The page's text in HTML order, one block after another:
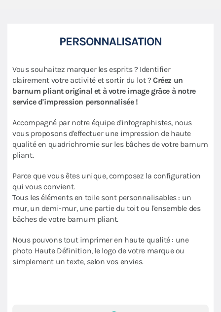
PERSONNALISATION
Vous souhaitez marquer les esprits ? Identifier
clairement votre activité et sortir du lot ?Créez un
barnum pliant original et à votre image grâce à notre
service d'impression personnalisée !
Accompagné par notre équipe d'infographistes, nous
vous proposons d'effectuer une impression de haute
qualité en quadrichromie sur les bâches de votre barnum
pliant.
Parce que vous êtes unique, composez la configuration
qui vous convient.
Tous les éléments en toile sont personnalisables : un
mur, un demi-mur, une partie du toit ou l'ensemble des
bâches de votre barnum pliant.
Nous pouvons tout imprimer en haute qualité : une
photo Haute Définition, le logo de votre marque ou
simplement un texte, selon vos envies.